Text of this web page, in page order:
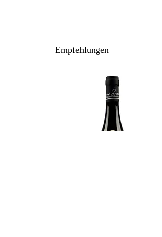
Ausbau: 36 Monate Holzfass
Empfehlungen